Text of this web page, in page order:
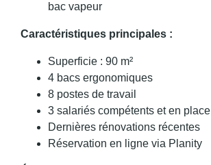
bac vapeur
Caractéristiques principales :
Superficie : 90 m²
4 bacs ergonomiques
8 postes de travail
3 salariés compétents et en place
Dernières rénovations récentes
Réservation en ligne via Planity